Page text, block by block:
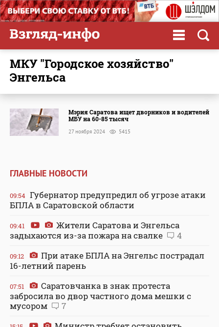
МКУ "Городское хозяйство"
Энгельса
Мэрия Саратова ищет дворников и водителей
МБУ на 60-85 тысяч
27 ноября 2024 5415
ГЛАВНЫЕ НОВОСТИ
09:54 Губернатор предупредил об угрозе атаки
БПЛА в Саратовской области
09:41
Жители Саратова и Энгельса
задыхаются из-за пожара на свалке
4
09:12
При атаке БПЛА на Энгельс пострадал
16-летний парень
07:51
Саратовчанка в знак протеста
забросила во двор частного дома мешки с
мусором
7